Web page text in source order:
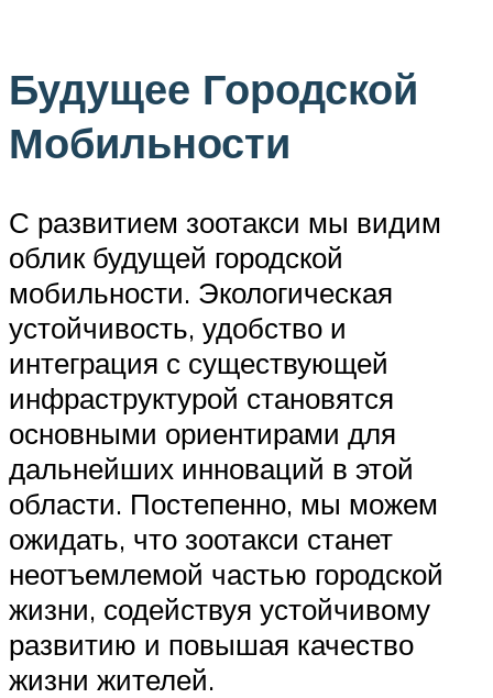
Будущее Городской
Мобильности
С развитием зоотакси мы видим
облик будущей городской
мобильности. Экологическая
устойчивость, удобство и
интеграция с существующей
инфраструктурой становятся
основными ориентирами для
дальнейших инноваций в этой
области. Постепенно, мы можем
ожидать, что зоотакси станет
неотъемлемой частью городской
жизни, содействуя устойчивому
развитию и повышая качество
жизни жителей.